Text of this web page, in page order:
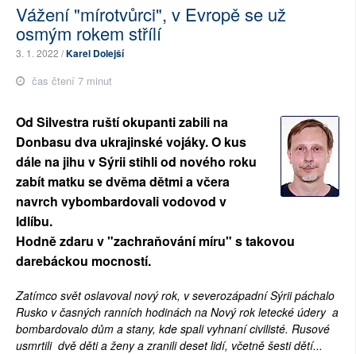
Vážení "mírotvůrci", v Evropě se už
osmým rokem střílí
3. 1. 2022 /Karel Dolejší
čas čtení 7 minut
Od Silvestra ruští okupanti zabili na
Donbasu dva ukrajinské vojáky. O kus
dále na jihu v Sýrii stihli od nového roku
zabít matku se dvěma dětmi a včera
navrch vybombardovali vodovod v
Idlíbu.
Hodně zdaru v "zachraňování míru" s takovou
darebáckou mocností.
Zatímco svět oslavoval nový rok, v severozápadní Sýrii páchalo
Rusko v časných ranních hodinách na Nový rok letecké údery a
bombardovalo dům a stany, kde spali vyhnaní civilisté. Rusové
usmrtili dvě děti a ženy a zranili deset lidí, včetně šesti dětí...